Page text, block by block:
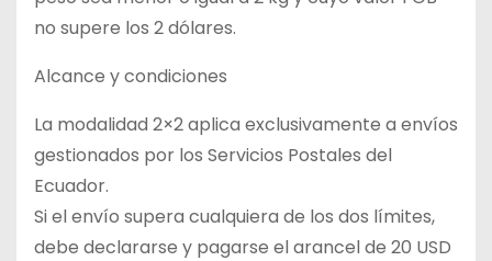
no supere los 2 dólares.
Alcance y condiciones
La modalidad 2×2 aplica exclusivamente a envíos
gestionados por los Servicios Postales del
Ecuador.
Si el envío supera cualquiera de los dos límites,
debe declararse y pagarse el arancel de 20 USD